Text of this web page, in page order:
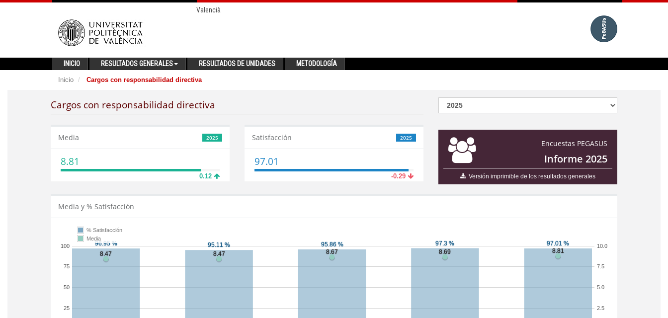
Valencià
INICIO RESULTADOS GENERALES RESULTADOS DE UNIDADES METODOLOGÍA
Inicio Cargos con responsabilidad directiva
Cargos con responsabilidad directiva
Encuestas PEGASUS
Informe 2025
Versión imprimible de los resultados generales
2025
Media
8.81
0.12
2025
Satisfacción
97.01
-0.29
Media y % Satisfacción
25
50
75
100
2.5
5.0
7.5
10.0
% Satisfacción
Media